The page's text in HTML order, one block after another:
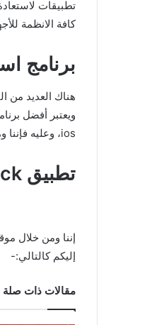
كافة الانظمة
برنامج
ios، وعليه فإننا ومن خلال موقعنا بوابة مولانا سوف نوضح لكم متابعينا الكرام العديد من التفاصيل عن تطبيق iMyFone D-Back.
تطبيق iMyFone D-Back
إليكم كالتالي:-
مقالات ذات صلة